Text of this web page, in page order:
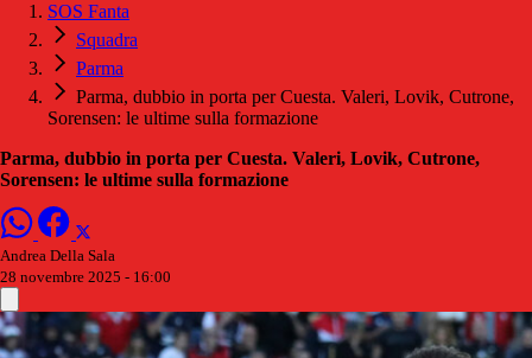
SOS Fanta
Squadra
Parma
Parma, dubbio in porta per Cuesta. Valeri, Lovik, Cutrone,
Sorensen: le ultime sulla formazione
Parma, dubbio in porta per Cuesta. Valeri, Lovik, Cutrone,
Sorensen: le ultime sulla formazione
Andrea Della Sala
28 novembre 2025 - 16:00